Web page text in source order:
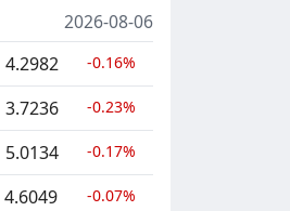
2026-08-06
4.2982 -0.16%
3.7236 -0.23%
5.0134 -0.17%
4.6049 -0.07%